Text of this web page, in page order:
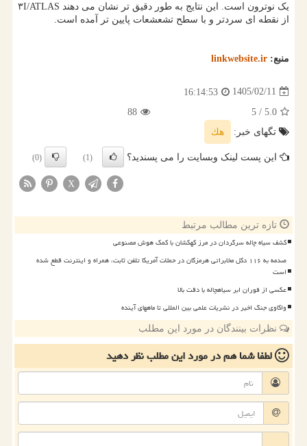
یک نوترون است. این نتایج به طور دقیق تر نشان می دهند ۳I/ATLAS
از نقطه ای سردتر و با سطح تشعشعات پایین تر آمده است.
منبع: linkwebsite.ir
1405/02/11
16:14:53
5.0
/ 5
88
تگهای خبر:
هك
این پست لینک وبسایت را می پسندید؟ (1)
(0)
X
تازه ترین مطالب مرتبط
کشف سیاه چاله سرگردان در مرز کهکشان با کمک هوش مصنوعی
صدمه به ۱۱۶ دکل مخابراتی هرمزگان در حملات آمریکا تلفن ثابت، همراه و اینترنت قطع شده
است
عکسی از فوران ابر سیاهچاله با دقت بالا
واکاوی جنگ اخیر در نشریات علمی بین المللی تا ماههای آینده
نظرات بینندگان در مورد این مطلب
لطفا شما همدر مورد این مطلبنظر دهید